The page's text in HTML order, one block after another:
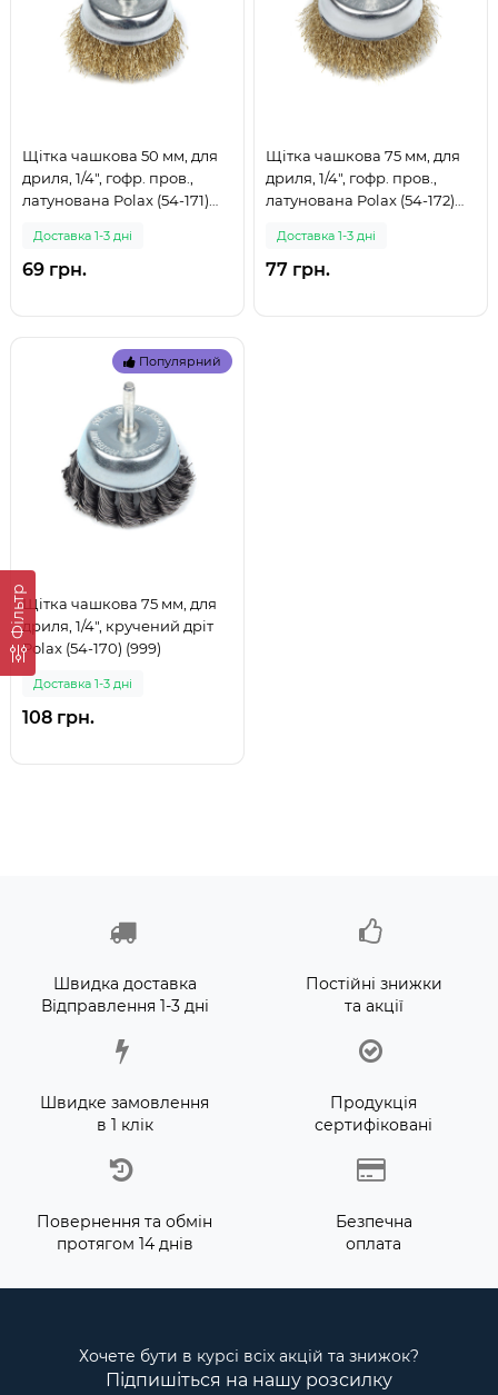
Фільтр
Щітка чашкова 50 мм, для
дриля, 1/4", гофр. пров.,
латунована Polax (54-171)
Доставка 1-3 дні
69 грн.
Щітка чашкова 75 мм, для
дриля, 1/4", гофр. пров.,
латунована Polax (54-172)
Доставка 1-3 дні
77 грн.
Популярний
Щітка чашкова 75 мм, для
дриля, 1/4", кручений дріт
Polax (54-170) (999)
Доставка 1-3 дні
108 грн.
Швидка доставка
Відправлення 1-3 дні
Постійні знижки
та акції
Швидке замовлення
в 1 клік
Продукція
сертифіковані
Повернення та обмін
протягом 14 днів
Безпечна
оплата
Хочете бути в курсі всіх акцій та знижок?
Підпишіться на нашу розсилку